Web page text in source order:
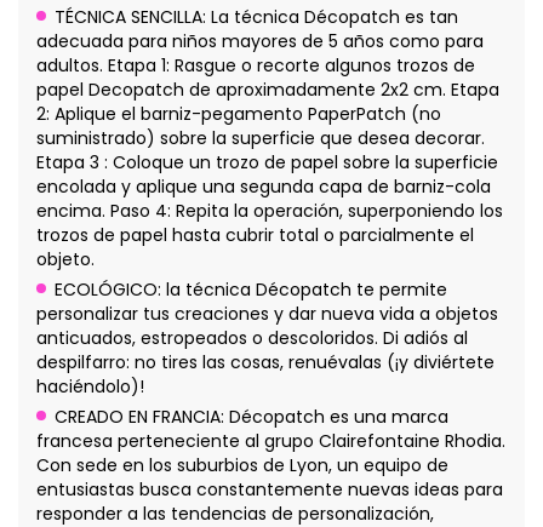
TÉCNICA SENCILLA: La técnica Décopatch es tan
adecuada para niños mayores de 5 años como para
adultos. Etapa 1: Rasgue o recorte algunos trozos de
papel Decopatch de aproximadamente 2x2 cm. Etapa
2: Aplique el barniz-pegamento PaperPatch (no
suministrado) sobre la superficie que desea decorar.
Etapa 3 : Coloque un trozo de papel sobre la superficie
encolada y aplique una segunda capa de barniz-cola
encima. Paso 4: Repita la operación, superponiendo los
trozos de papel hasta cubrir total o parcialmente el
objeto.
ECOLÓGICO: la técnica Décopatch te permite
personalizar tus creaciones y dar nueva vida a objetos
anticuados, estropeados o descoloridos. Di adiós al
despilfarro: no tires las cosas, renuévalas (¡y diviértete
haciéndolo)!
CREADO EN FRANCIA: Décopatch es una marca
francesa perteneciente al grupo Clairefontaine Rhodia.
Con sede en los suburbios de Lyon, un equipo de
entusiastas busca constantemente nuevas ideas para
responder a las tendencias de personalización,